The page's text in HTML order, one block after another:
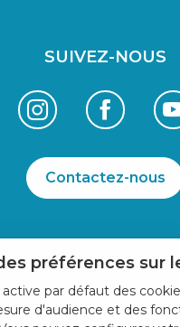
SUIVEZ-NOUS
Contactez-nous
préférences sur
par défaut des
d'audience et des